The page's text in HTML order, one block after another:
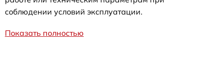
соблюдении условий эксплуатации.
Показать полностью